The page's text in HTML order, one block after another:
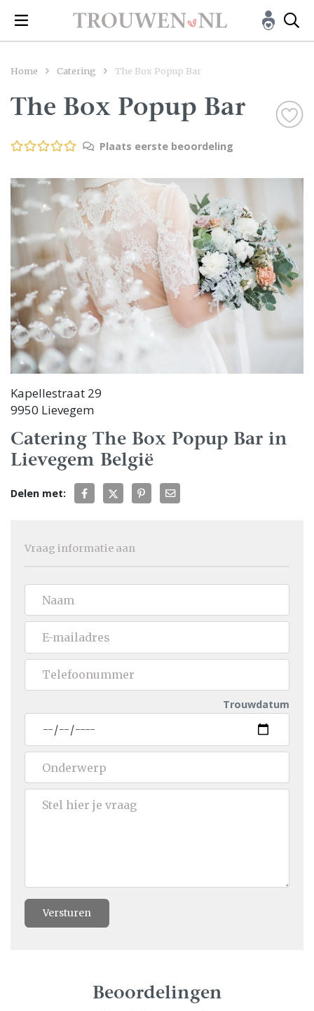
Home Catering The Box Popup Bar
The Box Popup Bar
Plaats eerste beoordeling
Kapellestraat 29
9950 Lievegem
Catering The Box Popup Bar in
Lievegem België
Delen met:
Vraag informatie aan
Trouwdatum
Versturen
Beoordelingen